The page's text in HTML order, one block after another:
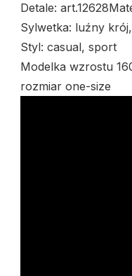
Detale:
Sylwetka: luźny
Styl: casual, sport
Modelka wzrostu
rozmiar one-size